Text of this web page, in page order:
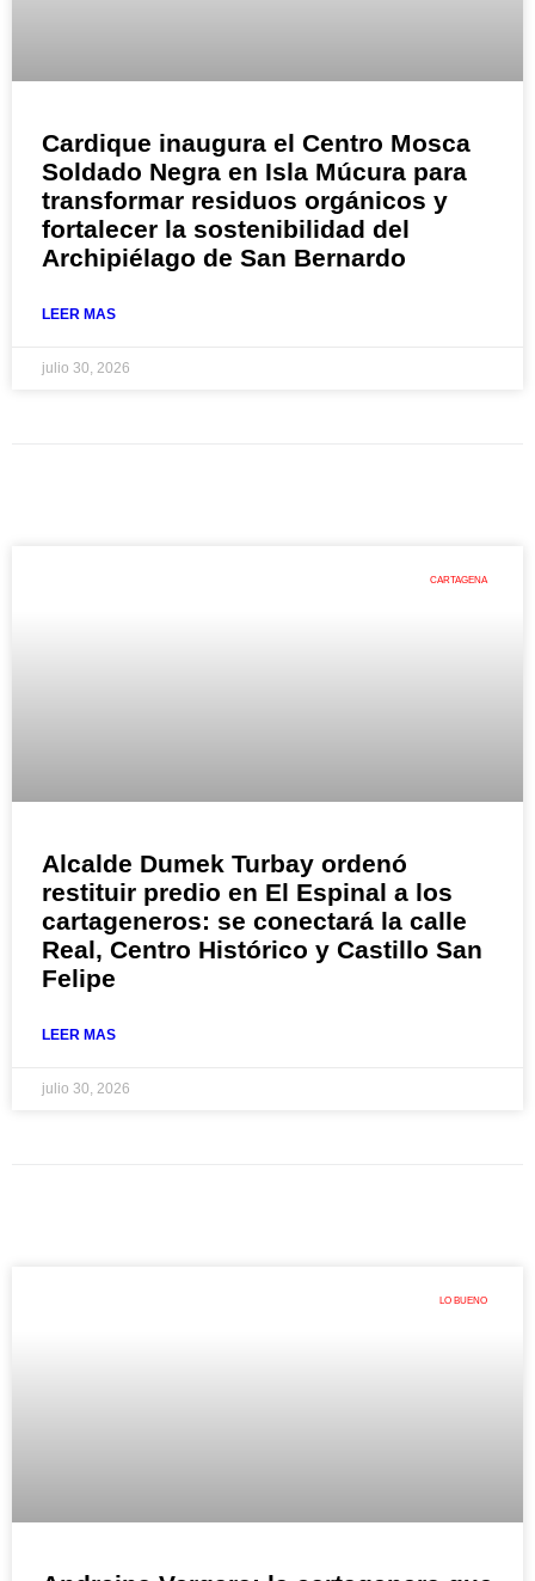
Cardique inaugura el Centro Mosca
Soldado Negra en Isla Múcura para
transformar residuos orgánicos y
fortalecer la sostenibilidad del
Archipiélago de San Bernardo
LEER MAS
julio 30, 2026
CARTAGENA
Alcalde Dumek Turbay ordenó
restituir predio en El Espinal a los
cartageneros: se conectará la calle
Real, Centro Histórico y Castillo San
Felipe
LEER MAS
julio 30, 2026
LO BUENO